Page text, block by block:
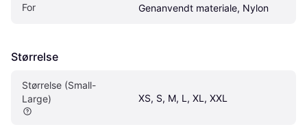
For Genanvendt materiale, Nylon
Størrelse
Størrelse (Small-
Large)
XS, S, M, L, XL, XXL